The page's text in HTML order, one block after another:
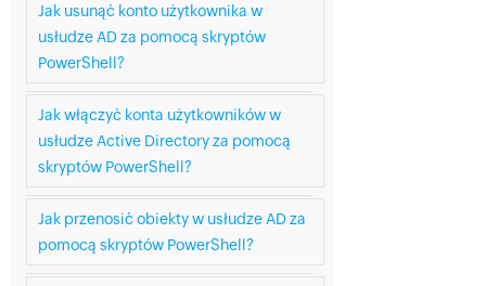
Jak usunąć konto użytkownika w
usłudze AD za pomocą skryptów
PowerShell?
Jak włączyć konta użytkowników w
usłudze Active Directory za pomocą
skryptów PowerShell?
Jak przenosić obiekty w usłudze AD za
pomocą skryptów PowerShell?